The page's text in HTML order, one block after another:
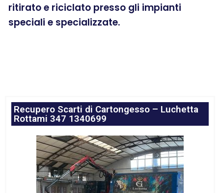
ritirato e riciclato presso gli impianti
speciali e specializzate.
Recupero Scarti di Cartongesso – Luchetta
Rottami 347 1340699